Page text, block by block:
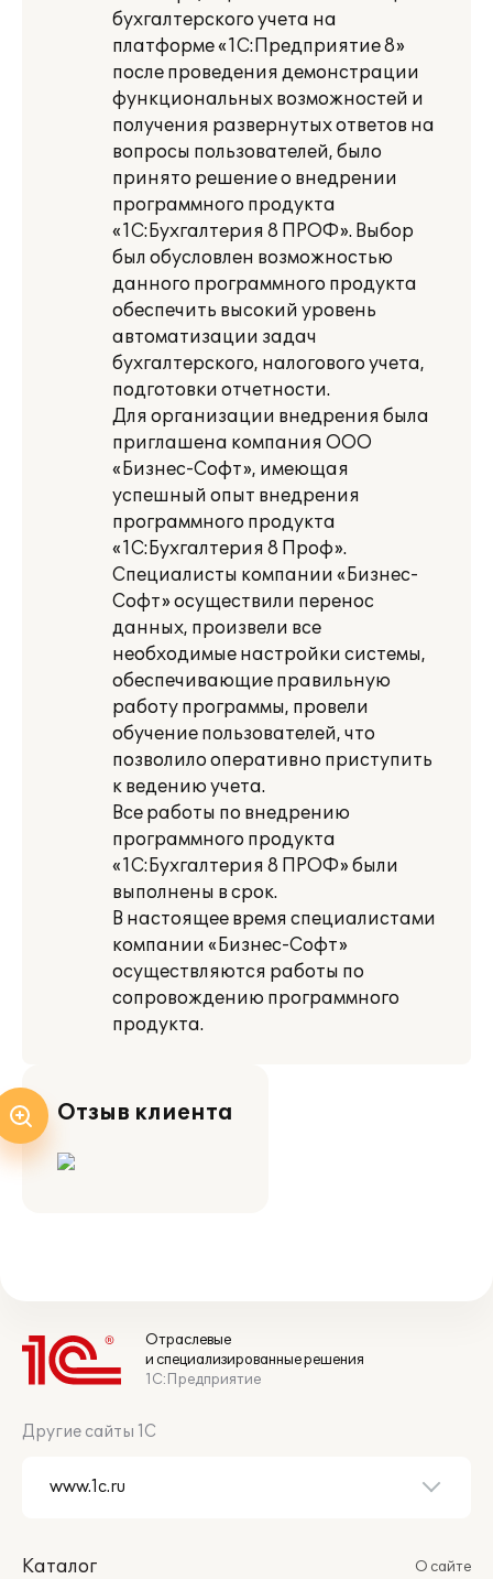
бухгалтерского учета на
платформе «1С:Предприятие 8»
после проведения демонстрации
функциональных возможностей и
получения развернутых ответов на
вопросы пользователей, было
принято решение о внедрении
программного продукта
«1С:Бухгалтерия 8 ПРОФ». Выбор
был обусловлен возможностью
данного программного продукта
обеспечить высокий уровень
автоматизации задач
бухгалтерского, налогового учета,
подготовки отчетности.
Для организации внедрения была
приглашена компания ООО
«Бизнес-Софт», имеющая
успешный опыт внедрения
программного продукта
«1С:Бухгалтерия 8 Проф».
Специалисты компании «Бизнес-
Софт» осуществили перенос
данных, произвели все
необходимые настройки системы,
обеспечивающие правильную
работу программы, провели
обучение пользователей, что
позволило оперативно приступить
к ведению учета.
Все работы по внедрению
программного продукта
«1С:Бухгалтерия 8 ПРОФ» были
выполнены в срок.
В настоящее время специалистами
компании «Бизнес-Софт»
осуществляются работы по
сопровождению программного
продукта.
Отзыв клиента
Отраслевые
и специализированные решения
1С:Предприятие
Другие сайты 1С
Каталог
О сайте